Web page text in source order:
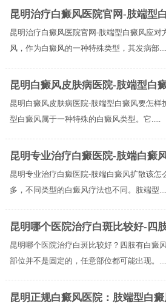
昆明治疗白癜风医院官网-肢端型
昆明治疗白癜风医院官网-肢端型白癜风应对
风，作为白癜风的一种特殊类型，其发病部
昆明白癜风皮肤病医院-肢端型白
昆明白癜风皮肤病医院-肢端型白癜风要怎样
型白癜风属于一种特殊的白癜风类型。它.....
昆明专业治疗白癜医院-肢端白癜
昆明专业治疗白癜医院-肢端白癜风扩散该怎
多，不同类型的白癜风疗法也不同。肢端型
昆明哪个医院治疗白斑比较好-四
昆明哪个医院治疗白斑比较好？四肢有白癜
部位并不是固定的，任意部位都可能出现。.....
昆明正规白癜风医院：肢端型白